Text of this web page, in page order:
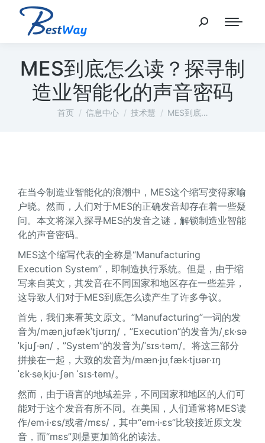
MES到底怎么读？探寻制
造业智能化的声音密码
您在这里：
首页 信息中心 技术慧 MES到底…
在当今制造业智能化的浪潮中，MES这个缩写变得家喻
户晓。然而，人们对于MES的正确发音却存在着一些疑
问。本文将深入探寻MES的发音之谜，解锁制造业智能
化的声音密码。
MES这个缩写代表的全称是“Manufacturing
Execution System”，即制造执行系统。但是，由于缩
写来自英文，其发音在不同国家和地区存在一些差异，
这导致人们对于MES到底怎么读产生了许多争议。
首先，我们来看英文原文。”Manufacturing”一词的发
音为/mænˌjʊfækˈtjʊrɪŋ/，”Execution”的发音为/ˌɛk·sə
ˈkjuʃ·ən/，”System”的发音为/ˈsɪs·təm/。将这三部分
拼接在一起，大致的发音为/mæn·jʊˌfæk·tjʊər·ɪŋ
ˈɛk·səˌkju·ʃən ˈsɪs·təm/。
然而，由于语言的地域差异，不同国家和地区的人们可
能对于这个发音有所不同。在美国，人们通常将MES读
作/em·i·ɛs/或者/mɛs/，其中“em·i·ɛs”比较接近原文发
音，而“mɛs”则是更加简化的读法。